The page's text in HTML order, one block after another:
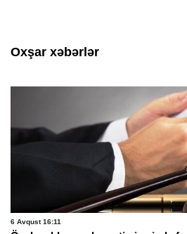
Oxşar xəbərlər
6 Avqust 16:11